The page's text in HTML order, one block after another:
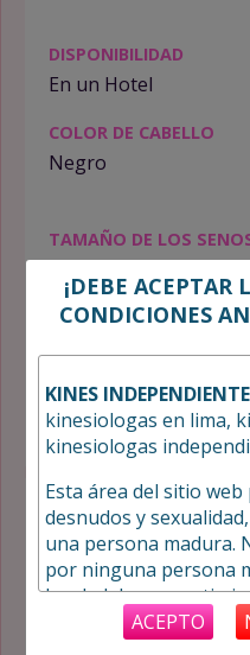
DISPONIBILIDAD
En un Hotel
COLOR DE CABELLO
Negro
TAMAÑO DE LOS
PESO
FUMADORA
No
INFORMACIÓN
Distrito:
Departamento:
Teléfono:
¡DEBE ACEPTAR
CONDICIONES
KINES
kinesiologas en lima,
kinesiologas
Esta área del sitio
desnudos y
una persona madura.
por ninguna persona
la edad de
desde la que se
ACEPTO